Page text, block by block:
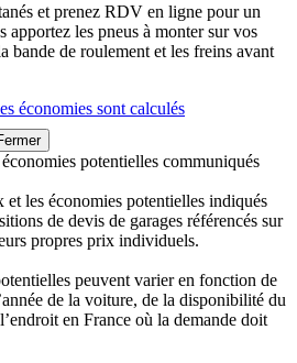
et prenez RDV en ligne pour un
apportez les pneus à monter sur vos
bande de roulement et les freins avant
économies sont calculés
potentielles communiqués
les économies potentielles indiqués
de devis de garages référencés sur
propres prix individuels.
peuvent varier en fonction de
de la voiture, de la disponibilité du
en France où la demande doit